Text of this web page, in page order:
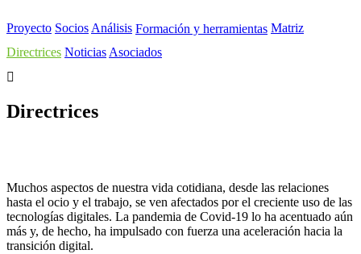
Proyecto Socios Análisis Formación y herramientas Matriz
Directrices Noticias Asociados
Directrices
Muchos aspectos de nuestra vida cotidiana, desde las relaciones
hasta el ocio y el trabajo, se ven afectados por el creciente uso de las
tecnologías digitales. La pandemia de Covid-19 lo ha acentuado aún
más y, de hecho, ha impulsado con fuerza una aceleración hacia la
transición digital.